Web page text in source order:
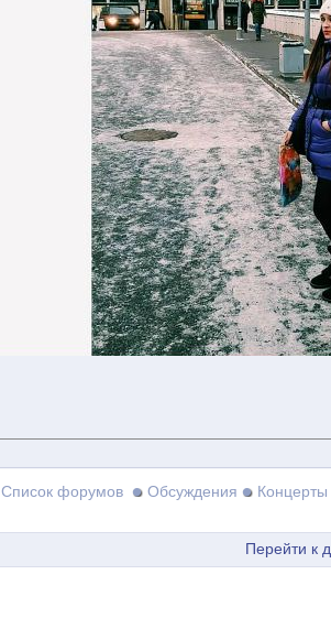
Список форумов Обсуждения Концерты
Перейти к